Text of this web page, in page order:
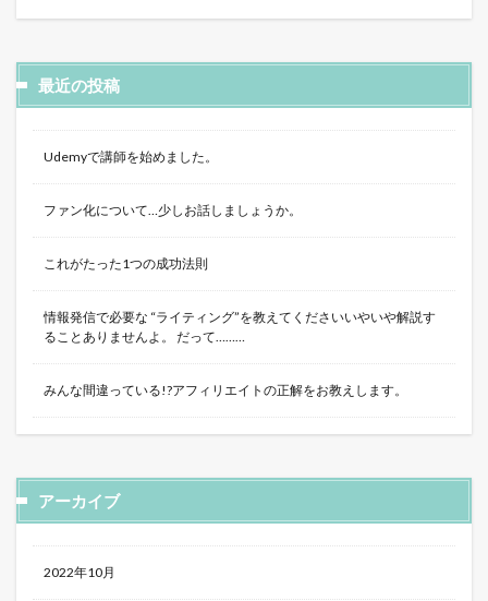
最近の投稿
Udemyで講師を始めました。
ファン化について…少しお話しましょうか。
これがたった1つの成功法則
情報発信で必要な “ライティング”を教えてくださいいやいや解説す
ることありませんよ。 だって………
みんな間違っている!?アフィリエイトの正解をお教えします。
アーカイブ
2022年10月